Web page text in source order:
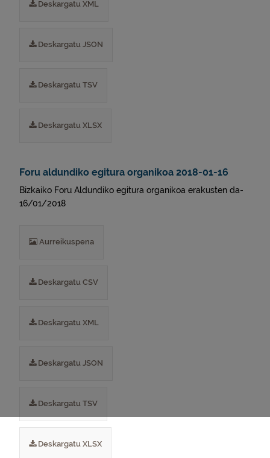
Deskargatu XML
Deskargatu JSON
Deskargatu TSV
Deskargatu XLSX
Foru aldundiko egitura organikoa 2018-01-16
Bizkaiko Foru Aldundiko egitura organikoa erakusten da-
16/01/2018
Aurreikuspena
Deskargatu CSV
Deskargatu XML
Deskargatu JSON
Deskargatu TSV
Deskargatu XLSX